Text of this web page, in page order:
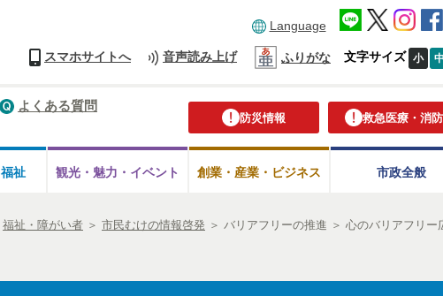
Language
スマホサイトへ 音声読み上げ ふりがな 文字サイズ 小 中
防災情報 救急医療・消防
よくある質問
福祉 観光・魅力・ イベント 創業・産業・ビジネス 市政全般
福祉・障がい者 ＞ 市民むけの情報啓発 ＞ バリアフリーの推進 ＞ 心のバリアフリー